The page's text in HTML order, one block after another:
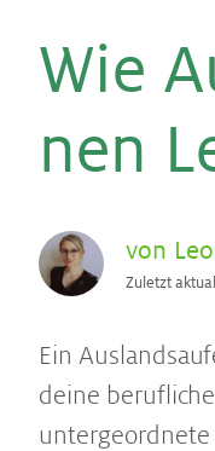
Wie
nen
von
Zuletzt
Ein
deine
untergeordnete